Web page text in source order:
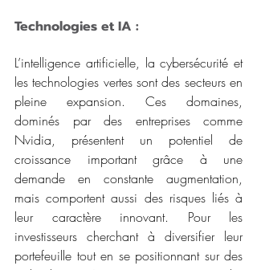
Technologies et IA :
L’intelligence artificielle, la cybersécurité et
les technologies vertes sont des secteurs en
pleine expansion. Ces domaines,
dominés par des entreprises comme
Nvidia, présentent un potentiel de
croissance important grâce à une
demande en constante augmentation,
mais comportent aussi des risques liés à
leur caractère innovant. Pour les
investisseurs cherchant à diversifier leur
portefeuille tout en se positionnant sur des